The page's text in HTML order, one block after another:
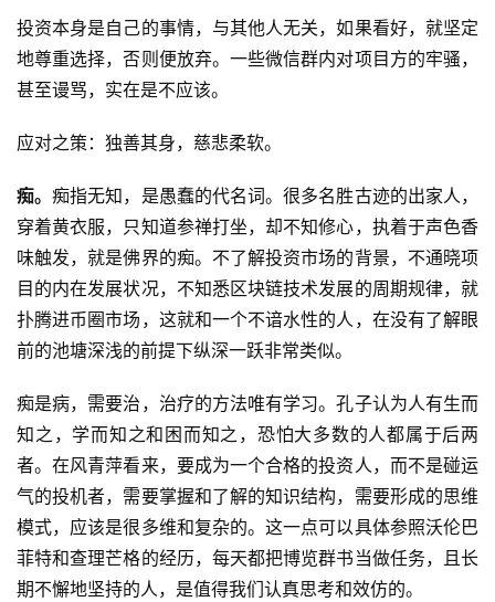
投资本身是自己的事情，与其他人无关，如果看好，就坚定
地尊重选择，否则便放弃。一些微信群内对项目方的牢骚，
甚至谩骂，实在是不应该。
应对之策：独善其身，慈悲柔软。
痴。痴指无知，是愚蠢的代名词。很多名胜古迹的出家人，
穿着黄衣服，只知道参禅打坐，却不知修心，执着于声色香
味触发，就是佛界的痴。不了解投资市场的背景，不通晓项
目的内在发展状况，不知悉区块链技术发展的周期规律，就
扑腾进币圈市场，这就和一个不谙水性的人，在没有了解眼
前的池塘深浅的前提下纵深一跃非常类似。
痴是病，需要治，治疗的方法唯有学习。孔子认为人有生而
知之，学而知之和困而知之，恐怕大多数的人都属于后两
者。在风青萍看来，要成为一个合格的投资人，而不是碰运
气的投机者，需要掌握和了解的知识结构，需要形成的思维
模式，应该是很多维和复杂的。这一点可以具体参照沃伦巴
菲特和查理芒格的经历，每天都把博览群书当做任务，且长
期不懈地坚持的人，是值得我们认真思考和效仿的。